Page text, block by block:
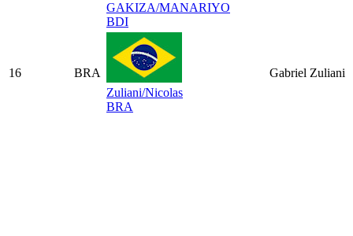
GAKIZA/MANARIYO
BDI
16
BRA
Zuliani/Nicolas
BRA
Gabriel Zuliani